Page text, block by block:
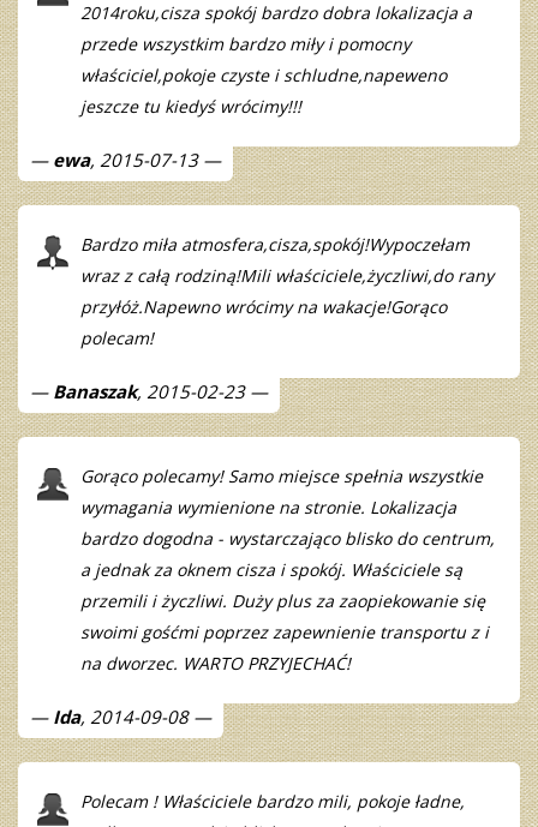
2014roku,cisza spokój bardzo dobra lokalizacja a
przede wszystkim bardzo miły i pomocny
właściciel,pokoje czyste i schludne,napeweno
jeszcze tu kiedyś wrócimy!!!
ewa, 2015-07-13
Bardzo miła atmosfera,cisza,spokój!Wypoczełam
wraz z całą rodziną!Mili właściciele,życzliwi,do rany
przyłóż.Napewno wrócimy na wakacje!Gorąco
polecam!
Banaszak, 2015-02-23
Gorąco polecamy! Samo miejsce spełnia wszystkie
wymagania wymienione na stronie. Lokalizacja
bardzo dogodna - wystarczająco blisko do centrum,
a jednak za oknem cisza i spokój. Właściciele są
przemili i życzliwi. Duży plus za zaopiekowanie się
swoimi gośćmi poprzez zapewnienie transportu z i
na dworzec. WARTO PRZYJECHAĆ!
Ida, 2014-09-08
Polecam ! Właściciele bardzo mili, pokoje ładne,